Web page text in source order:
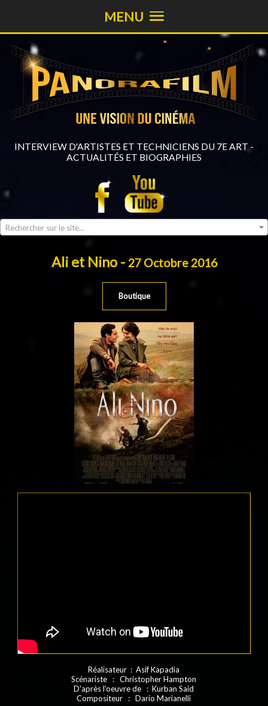
INTERVIEW D'ARTISTES ET TECHNICIENS DU 7E ART -
ACTUALITÉS ET BIOGRAPHIES
Rechercher sur le site...
MENU
Ali et Nino - 27 Octobre 2016
Boutique
Réalisateur : Asif Kapadia
Scénariste : Christopher Hampton
D'après l'oeuvre de : Kurban Said
Compositeur : Dario Marianelli